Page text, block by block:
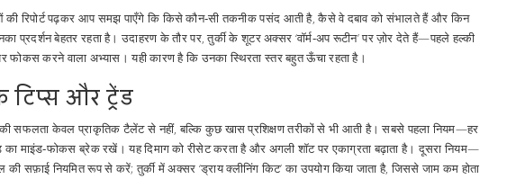
की रिपोर्ट पढ़कर आप समझ पाएँगे कि किसे कौन‑सी तकनीक पसंद आती है, कैसे वे दबाव को संभालते हैं और किन
प्रदर्शन बेहतर रहता है। उदाहरण के तौर पर, तुर्की के शूटर अक्सर ‘वॉर्म‑अप रूटीन’ पर ज़ोर देते हैं—पहले हल्की
फोकस करने वाला अभ्यास। यही कारण है कि उनका स्थिरता स्तर बहुत ऊँचा रहता है।
और ट्रेंड
की सफलता केवल प्राकृतिक टैलेंट से नहीं, बल्कि कुछ खास प्रशिक्षण तरीकों से भी आती है। सबसे पहला नियम—हर
माइंड‑फोकस ब्रेक रखें। यह दिमाग को रीसेट करता है और अगली शॉट पर एकाग्रता बढ़ाता है। दूसरा नियम—
की सफ़ाई नियमित रूप से करें; तुर्की में अक्सर ‘ड्राय क्लीनिंग किट’ का उपयोग किया जाता है, जिससे जाम कम होता